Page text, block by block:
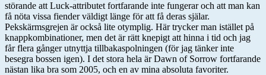
störande att Luck-attributet fortfarande inte fungerar och att man kan
få nöta vissa fiender väldigt länge för att få deras själar.
Pekskärmsgrejen är också lite otymplig. Här trycker man istället på
knappkombinationer, men det är rätt knepigt att hinna i tid och jag
får flera gånger utnyttja tillbakaspolningen (för jag tänker inte
besegra bossen igen). I det stora hela är Dawn of Sorrow fortfarande
nästan lika bra som 2005, och en av mina absoluta favoriter.